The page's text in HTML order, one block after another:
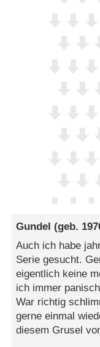
Gundel (geb.
Auch ich habe
Serie gesucht.
eigentlich keine
ich immer
War richtig
gerne einmal
diesem Grusel